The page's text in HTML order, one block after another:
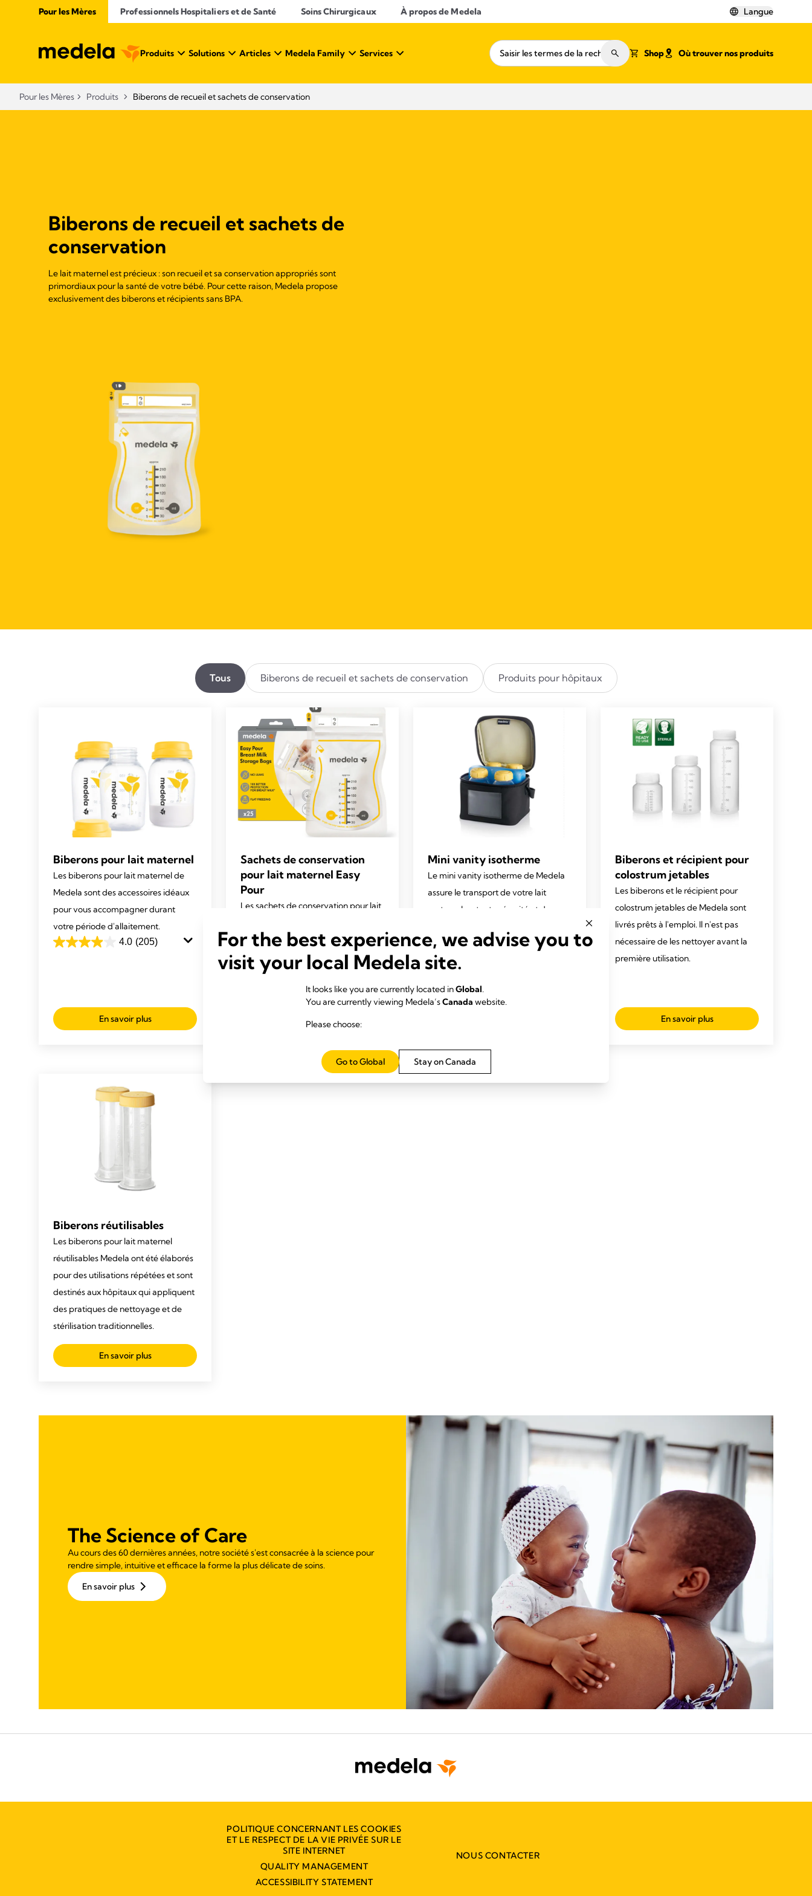
Pour les Mères Professionnels Hospitaliers et de Santé Soins Chirurgicaux À propos de Medela Langue
Produits Solutions Articles Medela Family Services Shop Où trouver nos produits
Pour les Mères Produits Biberons de recueil et sachets de conservation​
Biberons de recueil et sachets de
conservation
Le lait maternel est précieux : son recueil et sa conservation appropriés sont
primordiaux pour la santé de votre bébé. Pour cette raison, Medela propose
exclusivement des biberons et récipients sans BPA.
Tous Biberons de recueil et sachets de conservation​ Produits pour hôpitaux
Biberons pour lait maternel
Les biberons pour lait maternel de
Medela sont des accessoires idéaux
pour vous accompagner durant
votre période d'allaitement.
4.0 (205)
4.0
stars.
205
En savoir plus
Sachets de conservation
pour lait maternel Easy
Pour
Les sachets de conservation pour lait
plus pratique et de plus hygiénique
pour conserver, transporter et
réchauffer le lait maternel.
4.3 (231)
reviews
En savoir plus
Mini vanity isotherme
Le mini vanity isotherme de Medela
assure le transport de votre lait
maternel en toute sécurité et dans
4.7 (73)
4.7
out
5
stars.
Biberons et récipient pour
colostrum jetables
Les biberons et le récipient pour
colostrum jetables de Medela sont
livrés prêts à l'emploi. Il n'est pas
nécessaire de les nettoyer avant la
première utilisation.
En savoir plus
Biberons réutilisables
Les biberons pour lait maternel
réutilisables Medela ont été élaborés
pour des utilisations répétées et sont
destinés aux hôpitaux qui appliquent
des pratiques de nettoyage et de
stérilisation traditionnelles.
En savoir plus
The Science of Care
Au cours des 60 dernières années, notre société s'est consacrée à la science pour
rendre simple, intuitive et efficace la forme la plus délicate de soins.
En savoir plus
POLITIQUE CONCERNANT LES COOKIES
ET LE RESPECT DE LA VIE PRIVÉE SUR LE
SITE INTERNET
QUALITY MANAGEMENT
ACCESSIBILITY STATEMENT
NOUS CONTACTER
For the best experience, we advise you to
visit your local Medela site.
It looks like you are currently located inGlobal.
You are currently viewing Medela’sCanada website.
Please choose:
Stay on Canada
Go to Global